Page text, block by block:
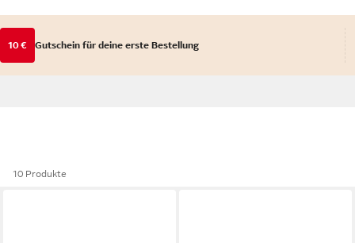
10 € Gutschein für deine erste Bestellung
10 Produkte